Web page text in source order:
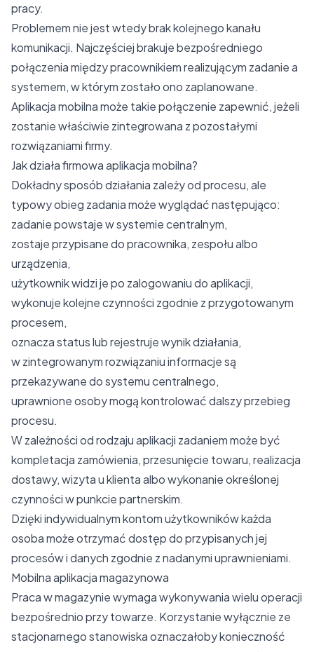
pracy.
Problemem nie jest wtedy brak kolejnego kanału
komunikacji. Najczęściej brakuje bezpośredniego
połączenia między pracownikiem realizującym zadanie a
systemem, w którym zostało ono zaplanowane.
Aplikacja mobilna może takie połączenie zapewnić, jeżeli
zostanie właściwie zintegrowana z pozostałymi
rozwiązaniami firmy.
Jak działa firmowa aplikacja mobilna?
Dokładny sposób działania zależy od procesu, ale
typowy obieg zadania może wyglądać następująco:
zadanie powstaje w systemie centralnym,
zostaje przypisane do pracownika, zespołu albo
urządzenia,
użytkownik widzi je po zalogowaniu do aplikacji,
wykonuje kolejne czynności zgodnie z przygotowanym
procesem,
oznacza status lub rejestruje wynik działania,
w zintegrowanym rozwiązaniu informacje są
przekazywane do systemu centralnego,
uprawnione osoby mogą kontrolować dalszy przebieg
procesu.
W zależności od rodzaju aplikacji zadaniem może być
kompletacja zamówienia, przesunięcie towaru, realizacja
dostawy, wizyta u klienta albo wykonanie określonej
czynności w punkcie partnerskim.
Dzięki indywidualnym kontom użytkowników każda
osoba może otrzymać dostęp do przypisanych jej
procesów i danych zgodnie z nadanymi uprawnieniami.
Mobilna aplikacja magazynowa
Praca w magazynie wymaga wykonywania wielu operacji
bezpośrednio przy towarze. Korzystanie wyłącznie ze
stacjonarnego stanowiska oznaczałoby konieczność